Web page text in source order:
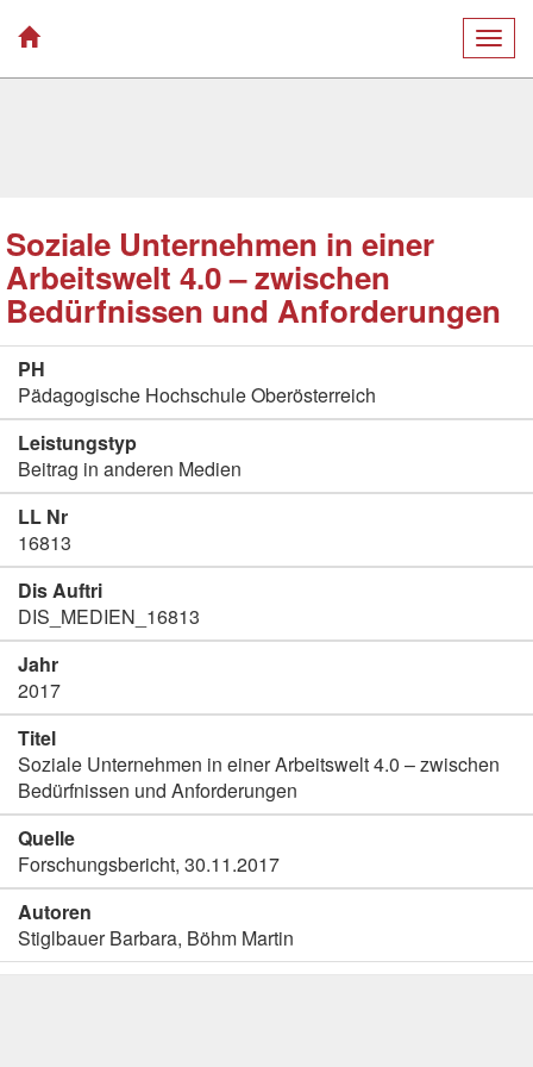
Soziale Unternehmen in einer
Arbeitswelt 4.0 – zwischen
Bedürfnissen und Anforderungen
PH
Pädagogische Hochschule Oberösterreich
Leistungstyp
Beitrag in anderen Medien
LL Nr
16813
Dis Auftri
DIS_MEDIEN_16813
Jahr
2017
Titel
Soziale Unternehmen in einer Arbeitswelt 4.0 – zwischen
Bedürfnissen und Anforderungen
Quelle
Forschungsbericht, 30.11.2017
Autoren
Stiglbauer Barbara, Böhm Martin